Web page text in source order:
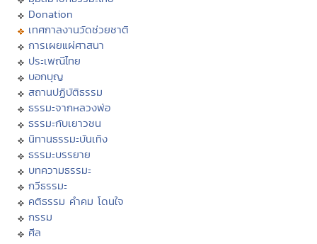
Donation
เทศกาลงานวัดช่วยชาติ
การเผยแผ่ศาสนา
ประเพณีไทย
บอกบุญ
สถานปฏิบัติธรรม
ธรรมะจากหลวงพ่อ
ธรรมะกับเยาวชน
นิทานธรรมะบันเทิง
ธรรมะบรรยาย
บทความธรรมะ
กวีธรรมะ
คติธรรม คำคม โดนใจ
กรรม
ศีล